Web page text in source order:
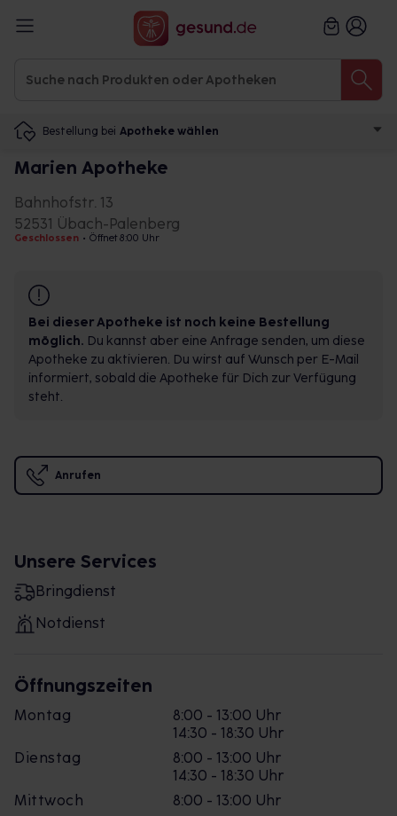
Bestellung bei Apotheke wählen
Marien Apotheke
Bahnhofstr. 13
52531 Übach-Palenberg
Geschlossen • Öffnet 8:00 Uhr
Bei dieser Apotheke ist noch keine Bestellung
möglich. Du kannst aber eine Anfrage senden, um diese
Apotheke zu aktivieren. Du wirst auf Wunsch per E-Mail
informiert, sobald die Apotheke für Dich zur Verfügung
steht.
Anrufen
Unsere Services
Bringdienst
Notdienst
Öffnungszeiten
Montag
8:00 - 13:00 Uhr
14:30 - 18:30 Uhr
Dienstag
8:00 - 13:00 Uhr
14:30 - 18:30 Uhr
Mittwoch
8:00 - 13:00 Uhr